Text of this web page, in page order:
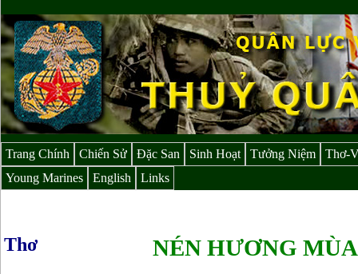
Trang Chính Chiến Sử Đặc San Sinh Hoạt Tưởng Niệm
Thơ-
Young Marines
English Links
Thơ NÉN HƯƠNG